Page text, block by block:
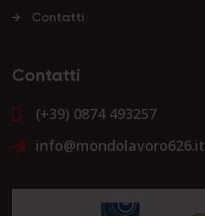
Contatti
Contatti
(+39) 0874 493257
info@mondolavoro626.it